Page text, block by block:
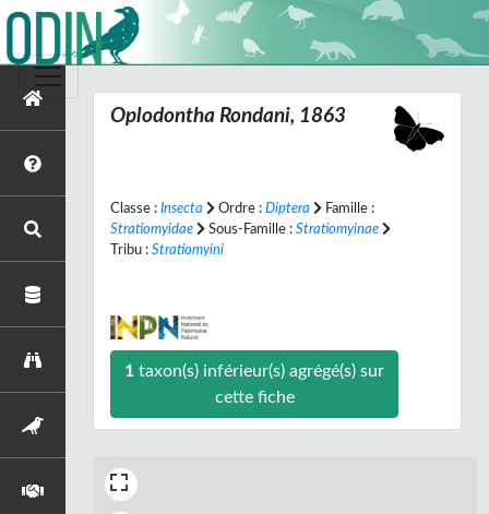
Oplodontha Rondani, 1863
Classe : Insecta Ordre : Diptera
Famille :
Stratiomyidae
Sous-Famille : Stratiomyinae
Tribu : Stratiomyini
1taxon(s) inférieur(s) agrégé(s) sur
cette fiche